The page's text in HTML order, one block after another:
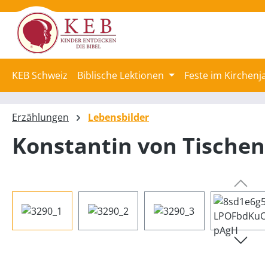
Zur Hauptnavigation springen
KEB Schweiz Biblische Lektionen Feste im
Erzählungen Lebensbilder
Konstantin von